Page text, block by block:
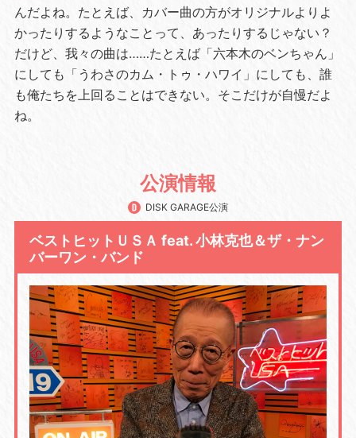
んだよね。たとえば、カバー曲の方がオリジナルよりよ
かったりするようなことって、あったりするじゃない？
だけど、我々の曲は……たとえば「六本木のベンちゃん」
にしても「うわさのカム・トゥ・ハワイ」にしても、誰
も俺たちを上回ることはできない。そこだけが自慢だよ
ね。
公演情報
DISK GARAGE公演
ベストヒットＵＳＡ feat. 小林克也＆ザ・ナン
バーワン・バンド